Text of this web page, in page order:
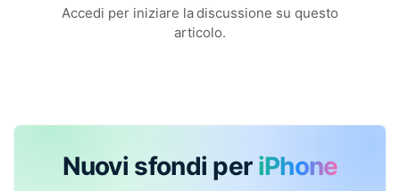
Accedi per iniziare la discussione su questo
articolo.
Nuovi sfondi per iPhone